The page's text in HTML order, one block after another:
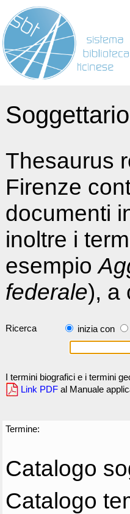
Thesaurus
Firenze
documenti
inoltre i
esempio
federale), a
Ricerca inizia con
I termini biografici e i termini
Link PDF al Manuale
Termine:
Catalogo
Catalogo